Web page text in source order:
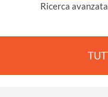
Ricerca avanzata